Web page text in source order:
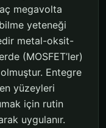
megavolta
yeteneği
metal-oksit-
(MOSFET’ler)
Entegre
yüzeyleri
için rutin
uygulanır.